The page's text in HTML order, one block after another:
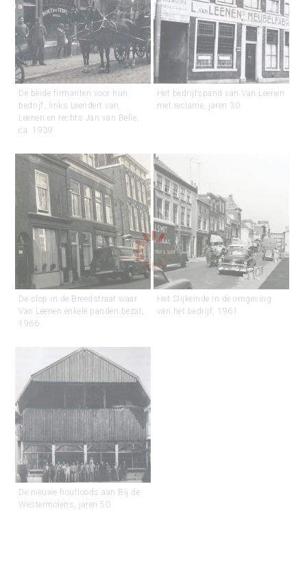
De beide firmanten voor hun
bedrijf, links Leendert van
Leenen en rechts Jan van Belle,
ca. 1939.
Het bedrijfspand van Van Leenen
met reclame, jaren 30.
De slop in de Breedstraat waar
Van Leenen enkele panden bezat,
1966.
Het Slijkeinde in de omgeving
van het bedrijf, 1961.
De nieuwe houtloods aan Bij de
Westermolens, jaren 50.